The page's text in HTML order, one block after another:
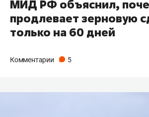
МИД РФ объяснил,
продлевает зерновую
только на 60 дней
Комментарии 5